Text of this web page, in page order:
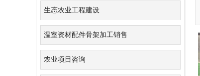
生态农业工程建设
温室资材配件骨架加工销售
农业项目咨询